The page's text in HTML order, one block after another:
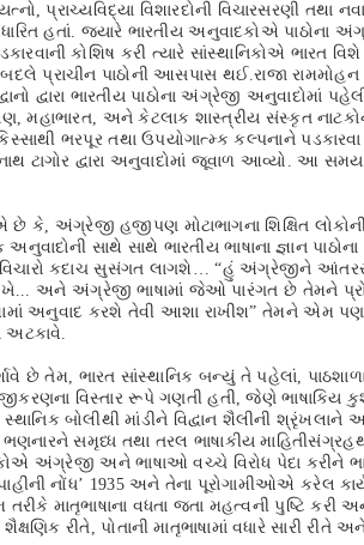
પ્રાચ્યવિદ્યા વિશારદોની વિચારસરણી
હતાં. જ્યારે ભારતીય અનુવાદકોએ પાઠોના
કોશિષ કરી ત્યારે સાંસ્થાનિકોએ ભારત
પ્રાચીન પાઠોની આસપાસ થઈ.રાજા
દ્વારા ભારતીય પાઠોના અંગ્રેજી અનુવાદોમાં
મહાભારત, અને કેટલાક શાસ્ત્રીય સંસ્કૃત
ભરપૂર તથા ઉપયોગાત્મ્ક કલ્પનાને
ટાગોર દ્વારા અનુવાદોમાં જૂવાળ આવ્યો. આ
કે, અંગ્રેજી હજીપણ મોટાભાગના શિક્ષિત
સાથે સાથે ભારતીય ભાષાના જ્ઞાન
વિચારો કદાચ સુસંગત લાગશે… “હું અંગ્રેજીને
અને અંગ્રેજી ભાષામાં જેઓ પારંગત છે તેમને
અનુવાદ કરશે તેવી આશા રાખીશ” તેમને એમ પણ
અટકાવે.
છે તેમ, ભારત સાંસ્થાનિક બન્યું તે પહેલાં,
વિસ્તાર રૂપે ગણતી હતી, જેણે
સ્થાનિક બોલીથી માંડીને વિદ્વાન શૈલીની
સમૃધ્ધ તથા તરલ ભાષાકીય માહિતીસંગ્રહથી
અંગ્રેજી અને ભાષાઓ વચ્ચે વિરોધ પેદા કરીને
નોંધ’ 1935 અને તેના પૂરોગામીઓએ કરેલ
માતૃભાષાના વધતા જતા મહત્વની પુષ્ટિ
રીતે, પોતાની માતૃભાષામાં વધારે સારી